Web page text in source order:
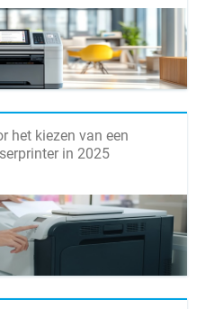
het kiezen van een
in 2025